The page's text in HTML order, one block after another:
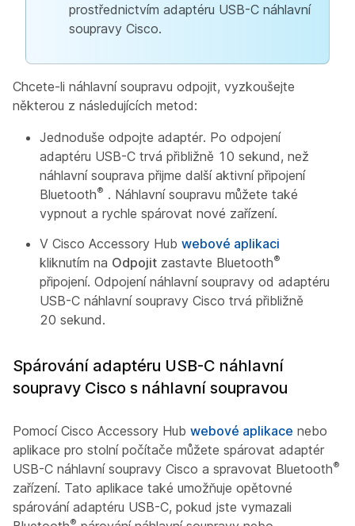
prostřednictvím adaptéru USB-C náhlavní
soupravy Cisco.
Chcete-li náhlavní soupravu odpojit, vyzkoušejte
některou z následujících metod:
Jednoduše odpojte adaptér. Po odpojení
adaptéru USB-C trvá přibližně 10 sekund, než
náhlavní souprava přijme další aktivní připojení
Bluetooth® . Náhlavní soupravu můžete také
vypnout a rychle spárovat nové zařízení.
V Cisco Accessory Hub webové aplikaci
kliknutím na Odpojit zastavte Bluetooth®
připojení. Odpojení náhlavní soupravy od adaptéru
USB-C náhlavní soupravy Cisco trvá přibližně
20 sekund.
Spárování adaptéru USB-C náhlavní
soupravy Cisco s náhlavní soupravou
Pomocí Cisco Accessory Hub webové aplikace nebo
aplikace pro stolní počítače můžete spárovat adaptér
USB-C náhlavní soupravy Cisco a spravovat Bluetooth®
zařízení. Tato aplikace také umožňuje opětovné
spárování adaptéru USB-C, pokud jste vymazali
®